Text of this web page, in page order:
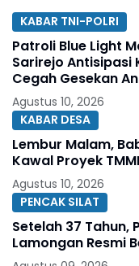
KABAR TNI-POLRI
Patroli Blue Light
Sarirejo Antisipasi
Cegah Gesekan
Agustus 10, 2026
KABAR DESA
Lembur Malam,
Kawal Proyek
Agustus 10, 2026
PENCAK SILAT
Setelah 37 Tahun,
Lamongan Resmi